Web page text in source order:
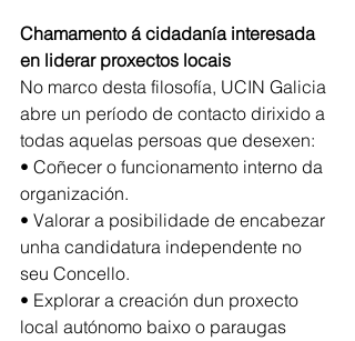
Chamamento á cidadanía interesada
en liderar proxectos locais
No marco desta filosofía, UCIN Galicia
abre un período de contacto dirixido a
todas aquelas persoas que desexen:
• Coñecer o funcionamento interno da
organización.
• Valorar a posibilidade de encabezar
unha candidatura independente no
seu Concello.
• Explorar a creación dun proxecto
local autónomo baixo o paraugas